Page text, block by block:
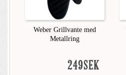
Weber Grillvante med
Metallring
249SEK